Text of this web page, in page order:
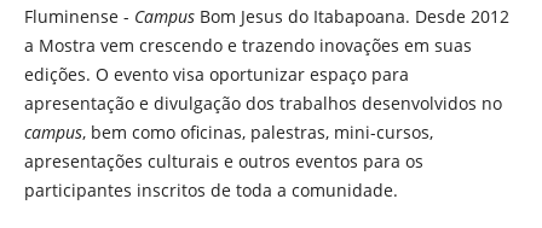
Fluminense - Campus Bom Jesus do Itabapoana. Desde 2012
a Mostra vem crescendo e trazendo inovações em suas
edições. O evento visa oportunizar espaço para
apresentação e divulgação dos trabalhos desenvolvidos no
campus, bem como oficinas, palestras, mini-cursos,
apresentações culturais e outros eventos para os
participantes inscritos de toda a comunidade.